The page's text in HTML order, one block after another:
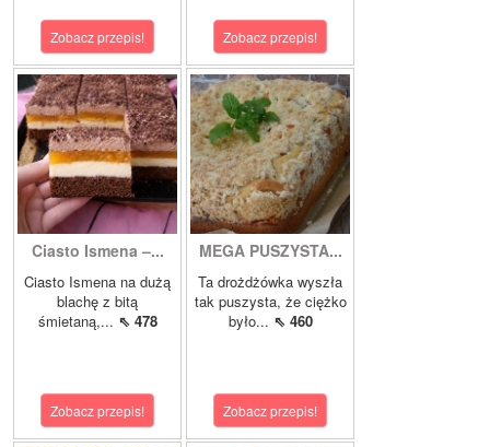
Zobacz przepis! Zobacz przepis!
Ciasto Ismena –...
Ciasto Ismena na dużą
blachę z bitą
śmietaną,... ⇖ 478
Zobacz przepis!
MEGA PUSZYSTA...
Ta drożdżówka wyszła
tak puszysta, że ciężko
było... ⇖ 460
Zobacz przepis!